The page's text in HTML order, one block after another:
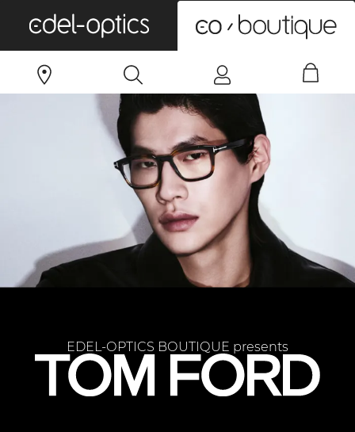
EDEL-OPTICS BOUTIQUE presents